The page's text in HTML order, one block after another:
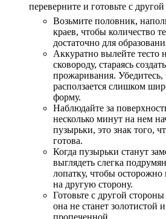
переверните и готовьте с
Возьмите половник,
краев, чтобы количество
достаточно для
Аккуратно вылейте тесто
сковороду, стараясь
прожаривания. Убедитесь,
расползается слишком
форму.
Наблюдайте за
несколько минут на нем
пузырьки, это знак того,
готова.
Когда пузырьки станут
выглядеть слегка
лопатку, чтобы осторожно
на другую сторону.
Готовьте с другой
она не станет золотистой